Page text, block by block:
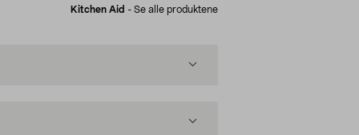
Kitchen Aid - Se alle produktene